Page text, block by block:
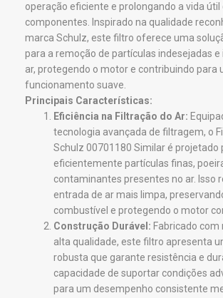
operação eficiente e prolongando a vida útil
componentes. Inspirado na qualidade
marca Schulz, este filtro oferece uma
para a remoção de partículas indesejadas
ar, protegendo o motor e contribuindo para
funcionamento suave.
Principais Características:
Eficiência na Filtração do Ar:
tecnologia avançada de filtragem, o
Schulz 00701180 Similar é projetado
eficientemente partículas finas,
contaminantes presentes no ar. Isso
entrada de ar mais limpa,
combustível e protegendo o motor
Construção Durável: Fabricado
alta qualidade, este filtro apresenta
robusta que garante resistência e
capacidade de suportar condições
para um desempenho consistente